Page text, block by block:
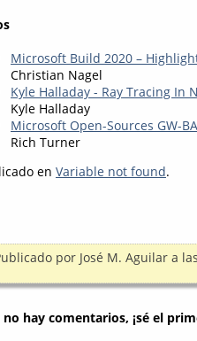
Microsoft Build 2020 –
Christian Nagel
Kyle Halladay - Ray Tracing In
Kyle Halladay
Microsoft Open-Sources GW-
Rich Turner
en Variable not found.
por José M. Aguilar a
no hay comentarios, ¡sé el